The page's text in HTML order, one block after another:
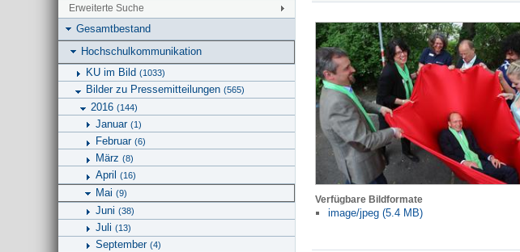
Erweiterte Suche
Gesamtbestand
Hochschulkommunikation
KU im Bild (1033)
Bilder zu Pressemitteilungen (565)
2016 (144)
Januar (1)
Februar (6)
März (8)
April (16)
Mai (9)
Juni (38)
Juli (13)
September (4)
Verfügbare Bildformate
image/jpeg (5.4 MB)